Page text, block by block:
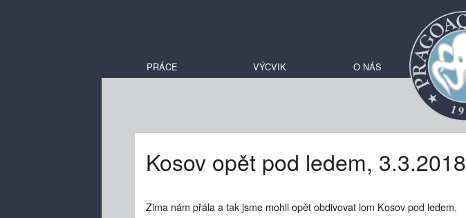
PRÁCE VÝCVIK O NÁS
Kosov opět pod ledem, 3.3.2018
Zima nám přála a tak jsme mohli opět obdivovat lom Kosov pod ledem.